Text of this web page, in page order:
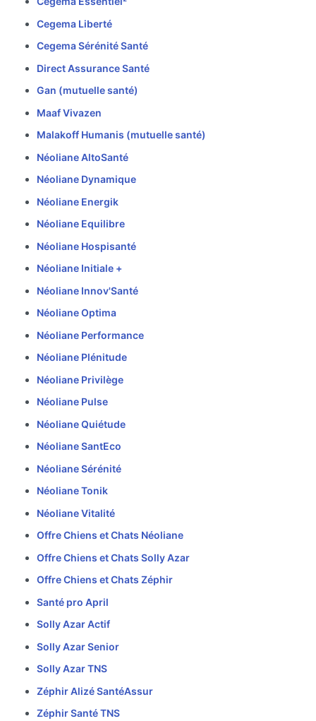
Cegema Liberté
Cegema Sérénité Santé
Direct Assurance Santé
Gan (mutuelle santé)
Maaf Vivazen
Malakoff Humanis (mutuelle santé)
Néoliane AltoSanté
Néoliane Dynamique
Néoliane Energik
Néoliane Equilibre
Néoliane Hospisanté
Néoliane Initiale +
Néoliane Innov'Santé
Néoliane Optima
Néoliane Performance
Néoliane Plénitude
Néoliane Privilège
Néoliane Pulse
Néoliane Quiétude
Néoliane SantEco
Néoliane Sérénité
Néoliane Tonik
Néoliane Vitalité
Offre Chiens et Chats Néoliane
Offre Chiens et Chats Solly Azar
Offre Chiens et Chats Zéphir
Santé pro April
Solly Azar Actif
Solly Azar Senior
Solly Azar TNS
Zéphir Alizé SantéAssur
Zéphir Santé TNS